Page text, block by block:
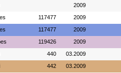
2009
117477 2009
117477 2009
119426 2009
440 03.2009
442 03.2009